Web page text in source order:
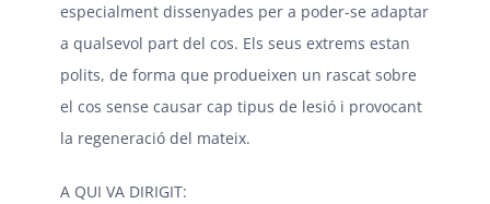
especialment dissenyades per a poder-se adaptar
a qualsevol part del cos. Els seus extrems estan
polits, de forma que produeixen un rascat sobre
el cos sense causar cap tipus de lesió i provocant
la regeneració del mateix.
A QUI VA DIRIGIT: